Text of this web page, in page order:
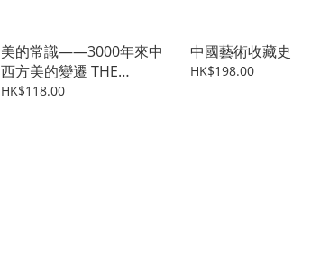
美的常識——3000年來中
西方美的變遷 THE
COMMON SENSE OF
HK$118.00
中國藝術收藏史
HK$198.00